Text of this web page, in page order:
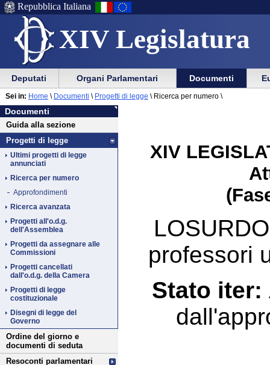
XIV Legislatura
Menu
di
ausilio
alla
navigazione
Vai
Menu
di
navigazione
principale
Repubblica Italiana
Menu
di
navigazione
principale
Vai
menu
di
sezione
Deputati Organi Parlamentari Documenti
Documenti
Vai
al
contenuto
Documenti
Guida alla sezione
Progetti di legge
Ultimi progetti di legge
annunciati
Ricerca per numero
Approfondimenti
Ricerca avanzata
Progetti all'o.d.g.
dell'Assemblea
Progetti da assegnare alle
Commissioni
Progetti cancellati
dall'o.d.g. della Camera
Progetti di legge
costituzionale
Disegni di legge del
Governo
Ordine del giorno e
documenti di seduta
Resoconti parlamentari
Sei in: Home \ Documenti \ Progetti di legge \ Ricerca per numero \
XIV
professori
Stato iter: